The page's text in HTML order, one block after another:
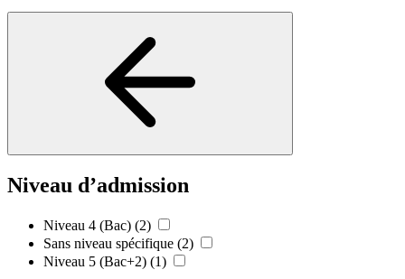
Niveau d’admission
Niveau 4 (Bac) (2)
Sans niveau spécifique (2)
Niveau 5 (Bac+2) (1)